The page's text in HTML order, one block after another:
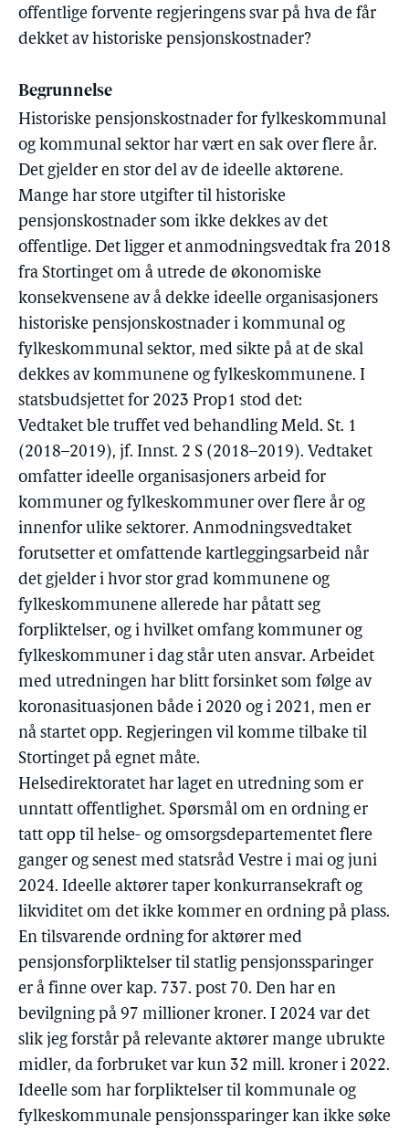
offentlige forvente regjeringens svar på hva de får
dekket av historiske pensjonskostnader?
Begrunnelse
Historiske pensjonskostnader for fylkeskommunal
og kommunal sektor har vært en sak over flere år.
Det gjelder en stor del av de ideelle aktørene.
Mange har store utgifter til historiske
pensjonskostnader som ikke dekkes av det
offentlige. Det ligger et anmodningsvedtak fra 2018
fra Stortinget om å utrede de økonomiske
konsekvensene av å dekke ideelle organisasjoners
historiske pensjonskostnader i kommunal og
fylkeskommunal sektor, med sikte på at de skal
dekkes av kommunene og fylkeskommunene. I
statsbudsjettet for 2023 Prop1 stod det:
Vedtaket ble truffet ved behandling Meld. St. 1
(2018–2019), jf. Innst. 2 S (2018–2019). Vedtaket
omfatter ideelle organisasjoners arbeid for
kommuner og fylkeskommuner over flere år og
innenfor ulike sektorer. Anmodningsvedtaket
forutsetter et omfattende kartleggingsarbeid når
det gjelder i hvor stor grad kommunene og
fylkeskommunene allerede har påtatt seg
forpliktelser, og i hvilket omfang kommuner og
fylkeskommuner i dag står uten ansvar. Arbeidet
med utredningen har blitt forsinket som følge av
koronasituasjonen både i 2020 og i 2021, men er
nå startet opp. Regjeringen vil komme tilbake til
Stortinget på egnet måte.
Helsedirektoratet har laget en utredning som er
unntatt offentlighet. Spørsmål om en ordning er
tatt opp til helse- og omsorgsdepartementet flere
ganger og senest med statsråd Vestre i mai og juni
2024. Ideelle aktører taper konkurransekraft og
likviditet om det ikke kommer en ordning på plass.
En tilsvarende ordning for aktører med
pensjonsforpliktelser til statlig pensjonssparinger
er å finne over kap. 737. post 70. Den har en
bevilgning på 97 millioner kroner. I 2024 var det
slik jeg forstår på relevante aktører mange ubrukte
midler, da forbruket var kun 32 mill. kroner i 2022.
Ideelle som har forpliktelser til kommunale og
fylkeskommunale pensjonssparinger kan ikke søke